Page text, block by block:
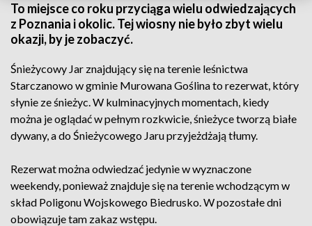
To miejsce co roku przyciąga wielu odwiedzających
z Poznania i okolic. Tej wiosny nie było zbyt wielu
okazji, by je zobaczyć.
Śnieżycowy Jar znajdujący się na terenie leśnictwa
Starczanowo w gminie Murowana Goślina to rezerwat, który
słynie ze śnieżyc. W kulminacyjnych momentach, kiedy
można je oglądać w pełnym rozkwicie, śnieżyce tworzą białe
dywany, a do Śnieżycowego Jaru przyjeżdżają tłumy.
Rezerwat można odwiedzać jedynie w wyznaczone
weekendy, ponieważ znajduje się na terenie wchodzącym w
skład Poligonu Wojskowego Biedrusko. W pozostałe dni
obowiązuje tam zakaz wstępu.